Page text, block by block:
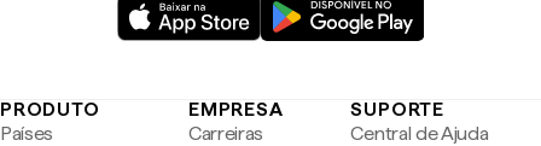
PRODUTO
Países
EMPRESA
Carreiras
SUPORTE
Central de Ajuda